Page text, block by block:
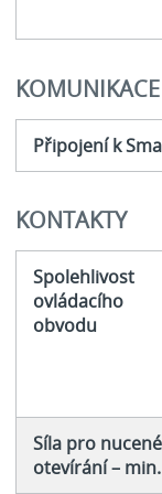
KOMUNIKACE
Připojení k
KONTAKTY
Spolehlivost
ovládacího
obvodu
Síla pro nucené
otevírání – min.